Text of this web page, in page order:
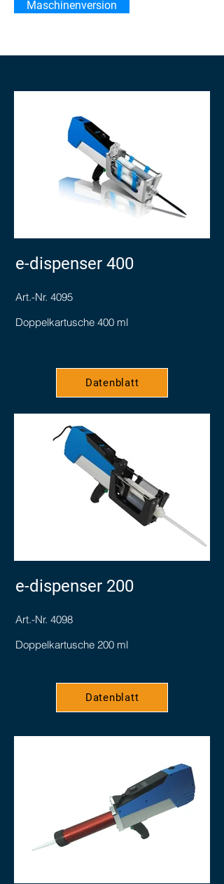
Maschinenversion
Datenblatt
Datenblatt
e-dispenser 400
Art.-Nr. 4095
Doppelkartusche 400 ml
e-dispenser 200
Art.-Nr. 4098
Doppelkartusche 200 ml